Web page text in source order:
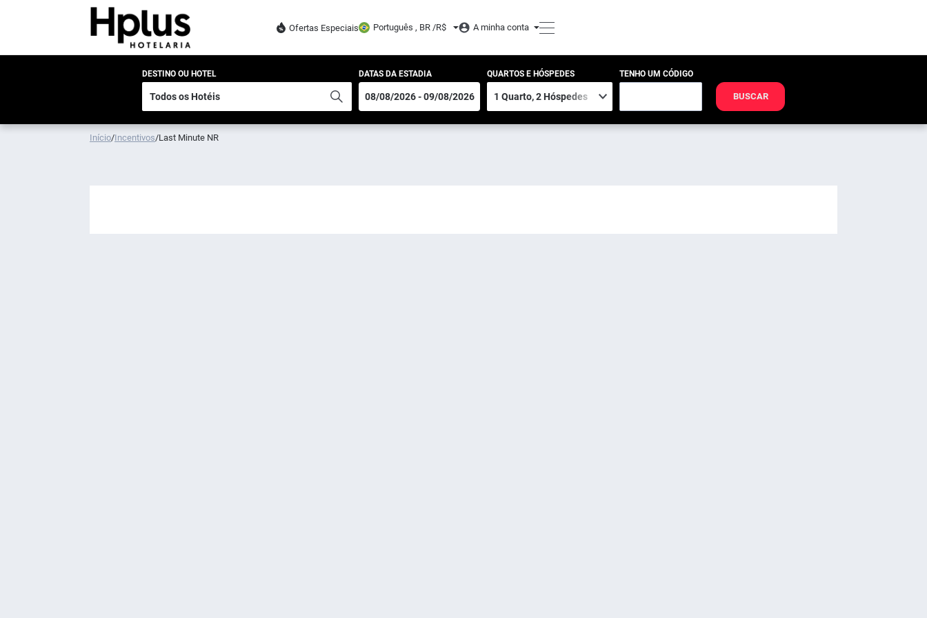
Ofertas Especiais Português , BR /R$ A minha conta
DESTINO OU HOTEL DATAS DA ESTADIA QUARTOS E HÓSPEDES TENHO UM CÓDIGO
BUSCAR
Início/Incentivos/Last Minute NR